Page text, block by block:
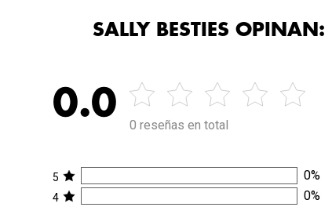
SALLY BESTIES OPINAN:
0.0
0 reseñas en total
5 0%
4 0%